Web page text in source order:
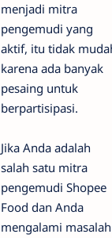
menjadi mitra
pengemudi yang
aktif, itu tidak
karena ada banyak
pesaing untuk
berpartisipasi.
Jika Anda adalah
salah satu mitra
pengemudi Shopee
Food dan Anda
mengalami masalah